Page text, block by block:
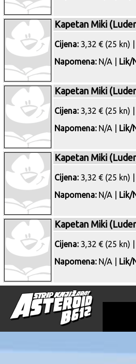
Kapetan Miki
Cijena:3,32 € (25 kn) |
Napomena:N/A | Lik/
Kapetan Miki
Cijena:3,32 € (25 kn) |
Napomena:N/A | Lik/
Kapetan Miki
Cijena:3,32 € (25 kn) |
Napomena:N/A | Lik/
Kapetan Miki
Cijena:3,32 € (25 kn) |
Napomena:N/A | Lik/